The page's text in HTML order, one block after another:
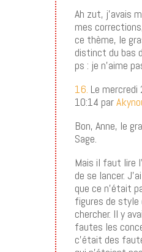
Ah zut, j’avais
mes
ce thème, le
distinct du bas
ps : je n’aime
16. Le
10:14 par
Bon, Anne, le
Sage.
Mais il faut lire
de se lancer.
que ce n’était
figures de style
chercher. Il y
fautes les
c’était des